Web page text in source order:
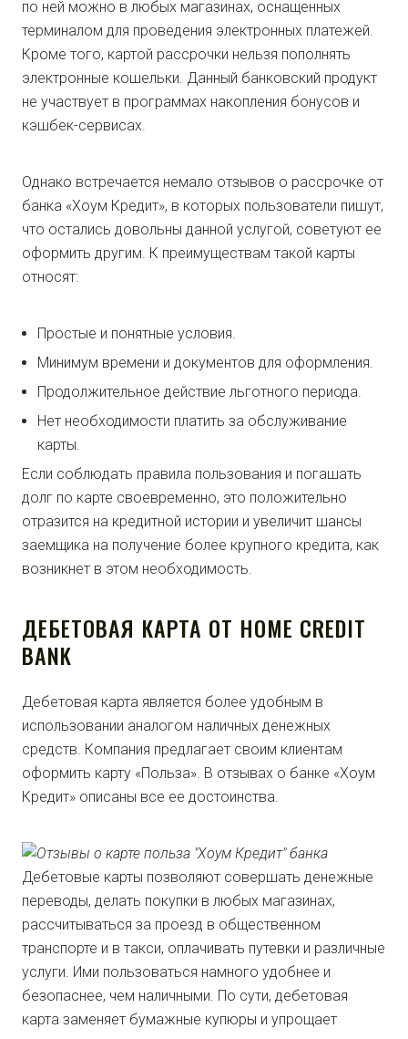
по ней можно в любых магазинах, оснащенных
терминалом для проведения электронных платежей.
Кроме того, картой рассрочки нельзя пополнять
электронные кошельки. Данный банковский продукт
не участвует в программах накопления бонусов и
кэшбек-сервисах.
Однако встречается немало отзывов о рассрочке от
банка «Хоум Кредит», в которых пользователи пишут,
что остались довольны данной услугой, советуют ее
оформить другим. К преимуществам такой карты
относят:
Простые и понятные условия.
Минимум времени и документов для оформления.
Продолжительное действие льготного периода.
Нет необходимости платить за обслуживание
карты.
Если соблюдать правила пользования и погашать
долг по карте своевременно, это положительно
отразится на кредитной истории и увеличит шансы
заемщика на получение более крупного кредита, как
возникнет в этом необходимость.
ДЕБЕТОВАЯ КАРТА ОТ HOME CREDIT
BANK
Дебетовая карта является более удобным в
использовании аналогом наличных денежных
средств. Компания предлагает своим клиентам
оформить карту «Польза». В отзывах о банке «Хоум
Кредит» описаны все ее достоинства.
Дебетовые карты позволяют совершать денежные
переводы, делать покупки в любых магазинах,
рассчитываться за проезд в общественном
транспорте и в такси, оплачивать путевки и различные
услуги. Ими пользоваться намного удобнее и
безопаснее, чем наличными. По сути, дебетовая
карта заменяет бумажные купюры и упрощает